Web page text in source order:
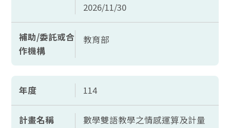
2026/11/30
補助/委託或合
作機構
教育部
年度 114
計畫名稱
數學雙語教學之情感運算及計量